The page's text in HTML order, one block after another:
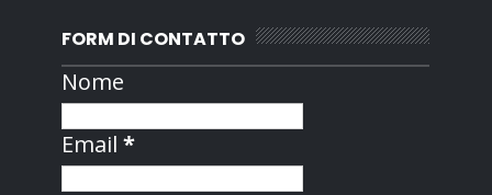
FORM DI CONTATTO
Nome
Email*